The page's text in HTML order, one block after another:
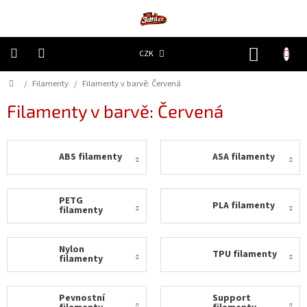
CZK
díly
ceny
Domů
/ Filamenty / Filamenty v barvě: Červená
Filamenty v barvě: Červená
ABS filamenty ASA filamenty
PETG
filamenty PLA filamenty
Nylon
filamenty TPU filamenty
Pevnostní Support